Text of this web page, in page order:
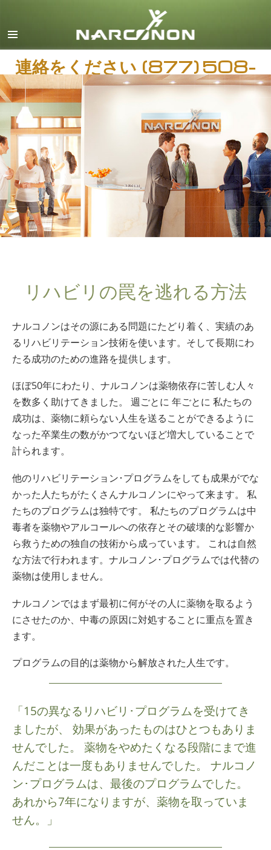
すべての地域/言語
連絡をください (877) 508-
8151
リハビリの罠を逃れる方法
ナルコノンはその源にある問題にたどり着く、実績のあ
るリハビリテーション技術を使います。そして長期にわ
たる成功のための進路を提供します。
ほぼ50年にわたり、ナルコノンは薬物依存に苦しむ人々
を数多く助けてきました。 週ごとに 年ごとに 私たちの
成功は、薬物に頼らない人生を送ることができるように
なった卒業生の数がかつてないほど増大していることで
計られます。
他のリハビリテーション･プログラムをしても成果がでな
かった人たちがたくさんナルコノンにやって来ます。 私
たちのプログラムは独特です。 私たちのプログラムは中
毒者を薬物やアルコールへの依存とその破壊的な影響か
ら救うための独自の技術から成っています。 これは自然
な方法で行われます。ナルコノン･プログラムでは代替の
薬物は使用しません。
ナルコノンではまず最初に何がその人に薬物を取るよう
にさせたのか、中毒の原因に対処することに重点を置き
ます。
プログラムの目的は薬物から解放された人生です。
「15の異なるリハビリ･プログラムを受けてき
ましたが、 効果があったものはひとつもありま
せんでした。 薬物をやめたくなる段階にまで進
んだことは一度もありませんでした。 ナルコノ
ン･プログラムは、最後のプログラムでした。
あれから7年になりますが、薬物を取っていま
せん。」